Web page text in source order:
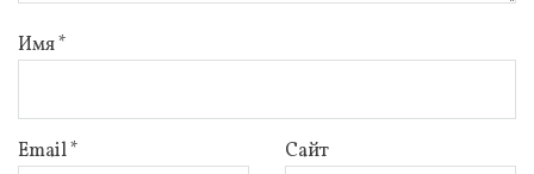
Имя*
Email* Сайт